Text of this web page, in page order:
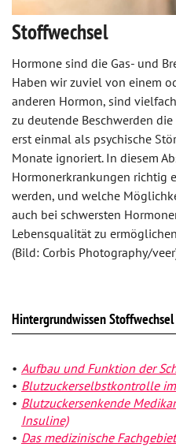
Stoffwechsel
Hormone sind die Gas- und
Haben wir zuviel von einem
anderen Hormon, sind
zu deutende Beschwerden
erst einmal als psychische
Monate ignoriert. In diesem
Hormonerkrankungen richtig
werden, und welche
auch bei schwersten
Lebensqualität zu
(Bild: Corbis Photography/
Hintergrundwissen Stoffwechsel
Aufbau und Funktion der
Blutzuckerselbstkontrolle
Blutzuckersenkende
Insuline)
Das medizinische